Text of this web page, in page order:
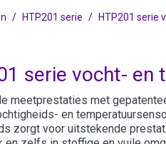
HTP201 serie HTP201 serie
serie vocht- en
meetprestaties met
en
zorgt voor uitstekende